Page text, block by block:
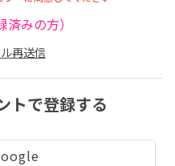
みの方）
再送信
トで登録する